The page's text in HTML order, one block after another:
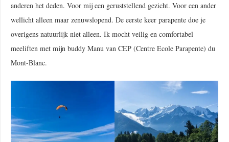
anderen het deden. Voor mij een geruststellend gezicht. Voor een ander
wellicht alleen maar zenuwslopend. De eerste keer parapente doe je
overigens natuurlijk niet alleen. Ik mocht veilig en comfortabel
meeliften met mijn buddy Manu van CEP (Centre Ecole Parapente) du
Mont-Blanc.